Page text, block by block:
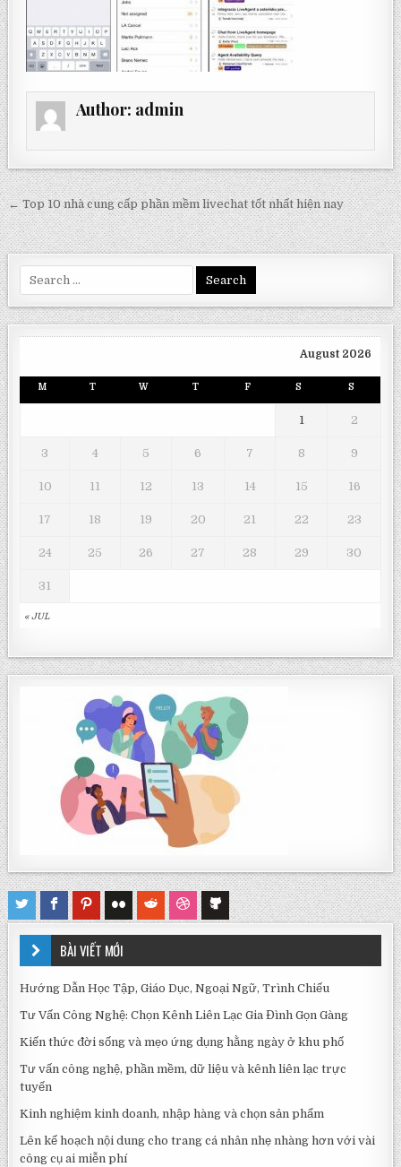
Author: admin
Post
navigation
← Top 10 nhà cung cấp phần mềm livechat tốt nhất hiện nay
August 2026
M T W T F S S
« JUL
1 2
3 4 5 6 7 8 9
10 11 12 13 14 15 16
17 18 19 20 21 22 23
24 25 26 27 28 29 30
31
BÀI VIẾT MỚI
Hướng Dẫn Học Tập, Giáo Dục, Ngoại Ngữ, Trình Chiếu
Tư Vấn Công Nghệ: Chọn Kênh Liên Lạc Gia Đình Gọn Gàng
Kiến thức đời sống và mẹo ứng dụng hằng ngày ở khu phố
Tư vấn công nghệ, phần mềm, dữ liệu và kênh liên lạc trực
tuyến
Kinh nghiệm kinh doanh, nhập hàng và chọn sản phẩm
Lên kế hoạch nội dung cho trang cá nhân nhẹ nhàng hơn với vài
công cụ ai miễn phí